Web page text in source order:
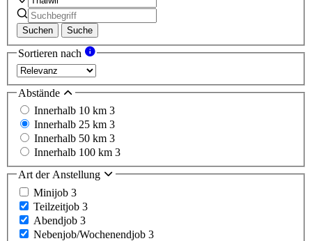
Suchen Suche
Sortieren nach
Abstände
Innerhalb 10 km 3
Innerhalb 25 km 3
Innerhalb 50 km 3
Innerhalb 100 km 3
Art der Anstellung
Minijob 3
Teilzeitjob 3
Abendjob 3
Nebenjob/Wochenendjob 3